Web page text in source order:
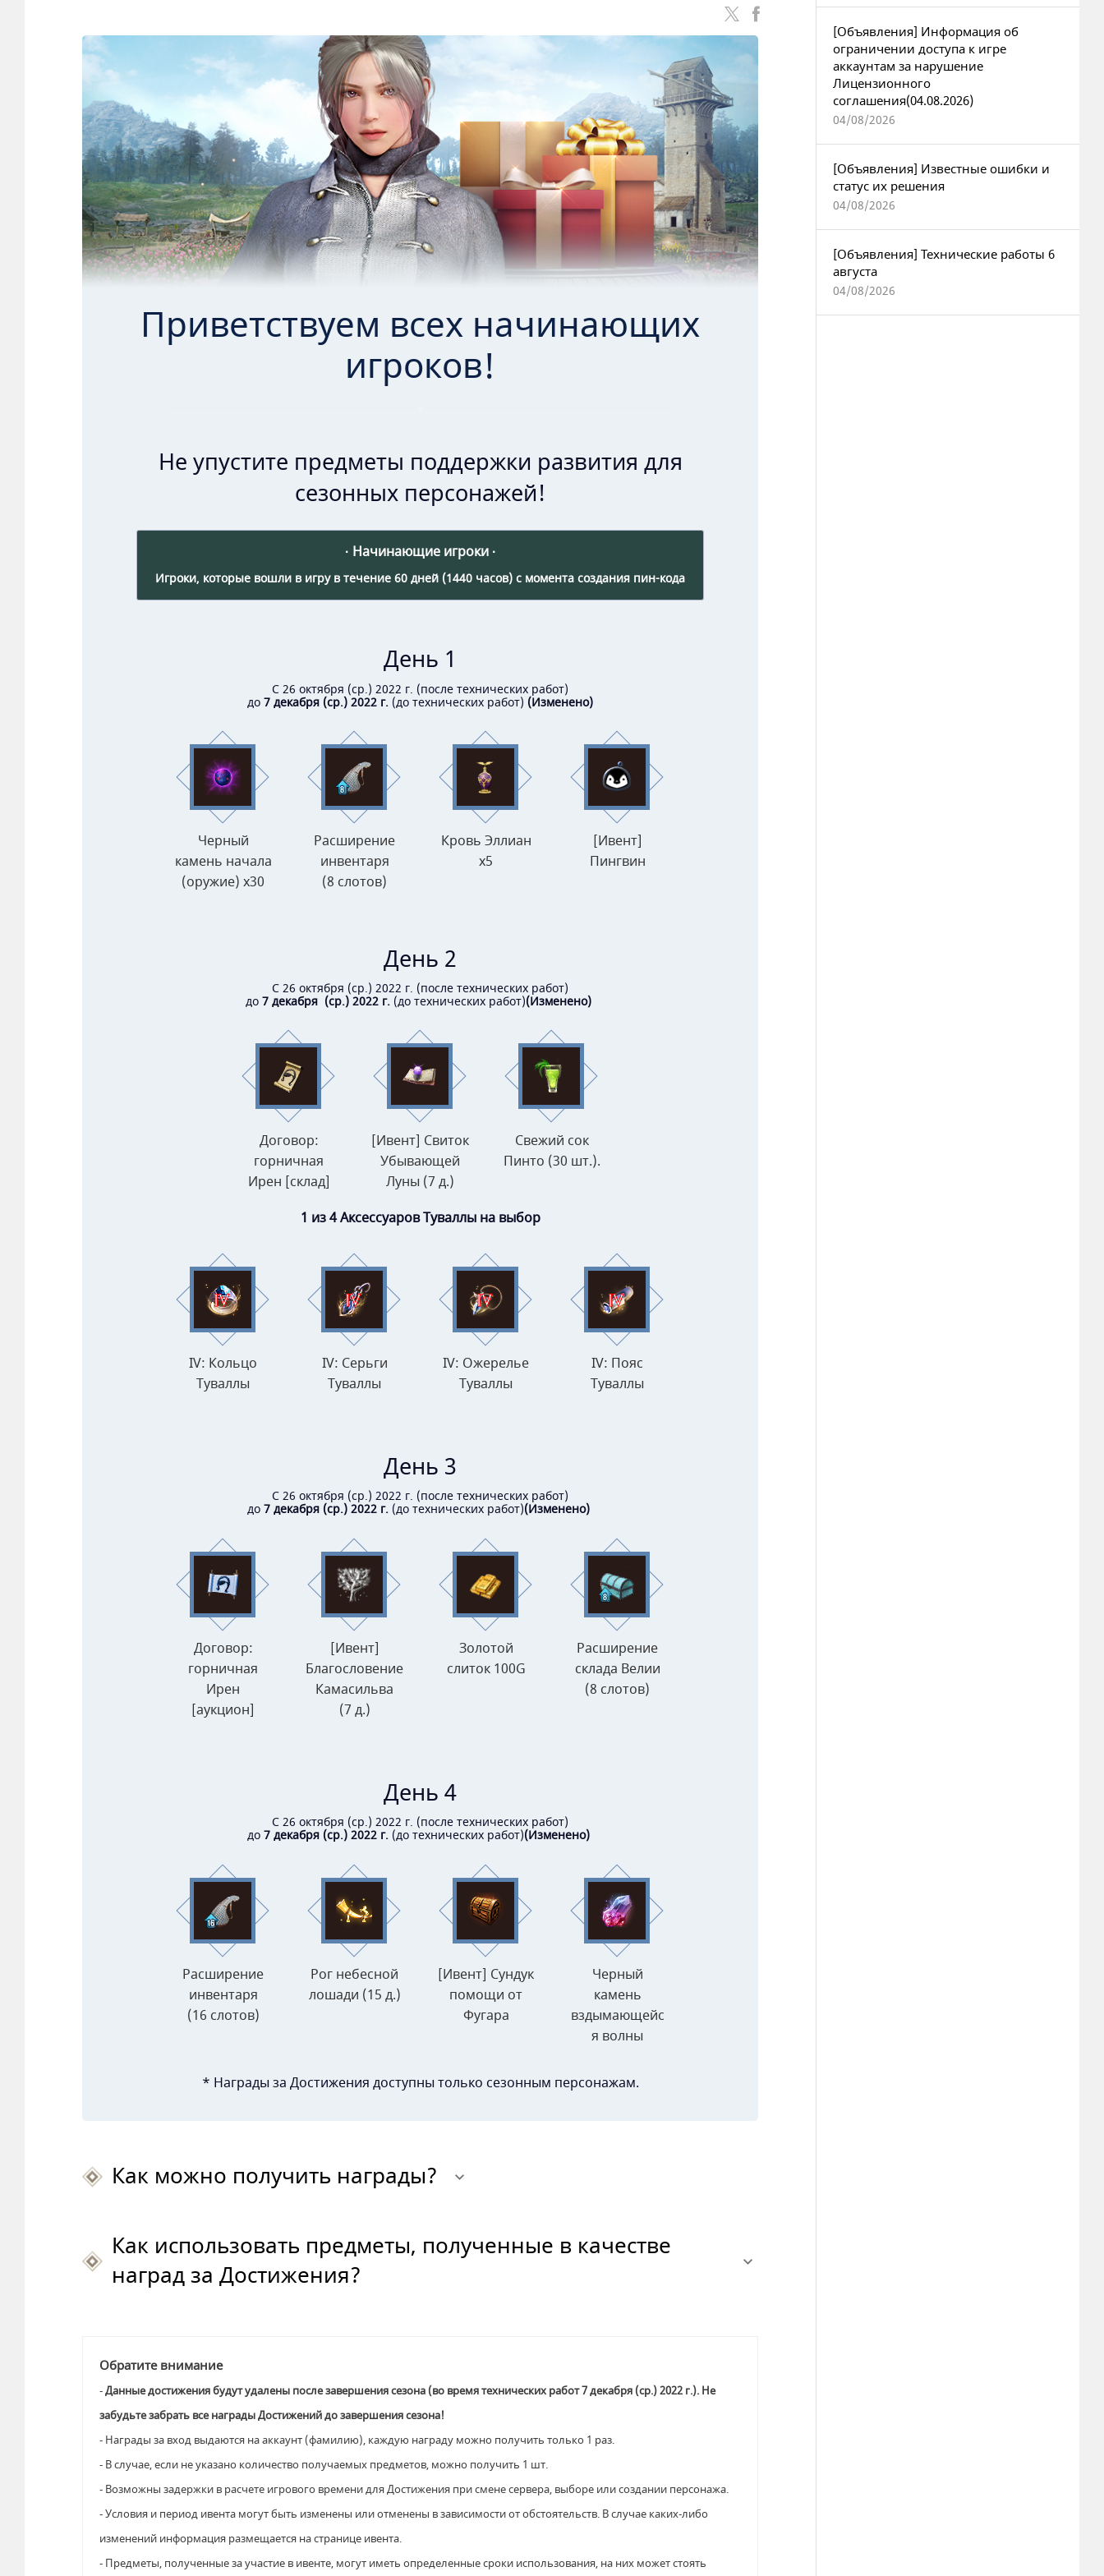
классов
Приветствуем всех начинающих
игроков!
Не упустите предметы поддержки развития для
сезонных персонажей!
· Начинающие игроки ·
Игроки, которые вошли в игру в течение 60 дней (1440 часов) с момента создания пин-кода
День 1
С 26 октября (ср.) 2022 г. (после технических работ)
до7 декабря (ср.) 2022 г. (до технических работ) (Изменено)
Черный
камень начала
(оружие) x30
Расширение
инвентаря
(8 слотов)
Кровь Эллиан
x5
[Ивент]
Пингвин
День 2
С 26 октября (ср.) 2022 г. (после технических работ)
до7 декабря (ср.) 2022 г. (до технических работ)(Изменено)
Договор:
горничная
Ирен [склад]
[Ивент] Свиток
Убывающей
Луны (7 д.)
Свежий сок
Пинто (30 шт.).
1 из 4 Аксессуаров Туваллы на выбор
IV: Кольцо
Туваллы
IV: Серьги
Туваллы
IV: Ожерелье
Туваллы
IV: Пояс
Туваллы
День 3
С 26 октября (ср.) 2022 г. (после технических работ)
до7 декабря (ср.) 2022 г. (до технических работ)(Изменено)
Договор:
горничная
Ирен
[аукцион]
[Ивент]
Благословение
Камасильва
(7 д.)
Золотой
слиток 100G
Расширение
склада Велии
(8 слотов)
День 4
С 26 октября (ср.) 2022 г. (после технических работ)
до7 декабря (ср.) 2022 г. (до технических работ)(Изменено)
Расширение
инвентаря
(16 слотов)
Рог небесной
лошади (15 д.)
[Ивент] Сундук
помощи от
Фугара
Черный
камень
вздымающейс
я волны
* Награды за Достижения доступны только сезонным персонажам.
Как можно получить награды?
Как использовать предметы, полученные в качестве
наград за Достижения?
Обратите внимание
- Данные достижения будут удалены после завершения сезона (во время технических работ 7 декабря (ср.) 2022 г.). Не
забудьте забрать все награды Достижений до завершения сезона!
- Награды за вход выдаются на аккаунт (фамилию), каждую награду можно получить только 1 раз.
- В случае, если не указано количество получаемых предметов, можно получить 1 шт.
- Возможны задержки в расчете игрового времени для Достижения при смене сервера, выборе или создании персонажа.
- Условия и период ивента могут быть изменены или отменены в зависимости от обстоятельств. В случае каких-либо
изменений информация размещается на странице ивента.
- Предметы, полученные за участие в ивенте, могут иметь определенные сроки использования, на них может стоять
[Объявления] Информация об
ограничении доступа к игре
аккаунтам за нарушение
Лицензионного
соглашения(04.08.2026)
04/08/2026
[Объявления] Известные ошибки и
статус их решения
04/08/2026
[Объявления] Технические работы 6
августа
04/08/2026